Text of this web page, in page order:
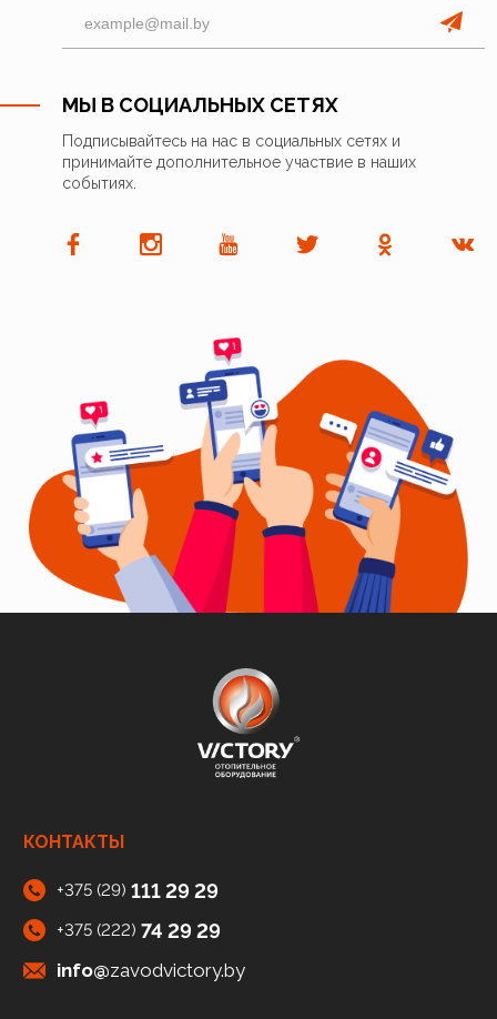
МЫ В СОЦИАЛЬНЫХ СЕТЯХ
Подписывайтесь на нас в социальных сетях и
принимайте дополнительное участвие в наших
событиях.
КОНТАКТЫ
+375 (29) 111 29 29
+375 (222) 74 29 29
info@zavodvictory.by